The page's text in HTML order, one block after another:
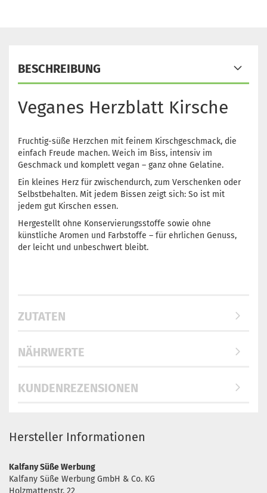
BESCHREIBUNG
Veganes Herzblatt Kirsche
Fruchtig-süße Herzchen mit feinem Kirschgeschmack, die
einfach Freude machen. Weich im Biss, intensiv im
Geschmack und komplett vegan – ganz ohne Gelatine.
Ein kleines Herz für zwischendurch, zum Verschenken oder
Selbstbehalten. Mit jedem Bissen zeigt sich: So ist mit
jedem gut Kirschen essen.
Hergestellt ohne Konservierungsstoffe sowie ohne
künstliche Aromen und Farbstoffe – für ehrlichen Genuss,
der leicht und unbeschwert bleibt.
ZUTATEN
NÄHRWERTE
KUNDENREZENSIONEN
Hersteller Informationen
Kalfany Süße Werbung
Kalfany Süße Werbung GmbH & Co. KG
Holzmattenstr. 22